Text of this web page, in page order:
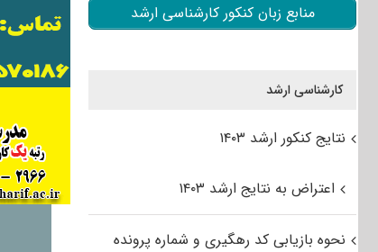
منابع زبان کنکور کارشناسی ارشد
کارشناسی ارشد
نتایج کنکور ارشد ۱۴۰۳
اعتراض به نتایج ارشد ۱۴۰۳
نحوه بازیابی کد رهگیری و شماره پرونده